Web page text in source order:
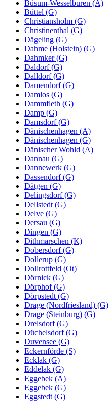
Büsum-Wesselburen (A)
Büttel (G)
Christiansholm (G)
Christinenthal (G)
Dägeling (G)
Dahme (Holstein) (G)
Dahmker (G)
Daldorf (G)
Dalldorf (G)
Damendorf (G)
Damlos (G)
Dammfleth (G)
Damp (G)
Damsdorf (G)
Dänischenhagen (A)
Dänischenhagen (G)
Dänischer Wohld (A)
Dannau (G)
Dannewerk (G)
Dassendorf (G)
Dätgen (G)
Delingsdorf (G)
Dellstedt (G)
Delve (G)
Dersau (G)
Dingen (G)
Dithmarschen (K)
Dobersdorf (G)
Dollerup (G)
Dollrottfeld (Ot)
Dörnick (G)
Dörphof (G)
Dörpstedt (G)
Drage (Nordfriesland) (G)
Drage (Steinburg) (G)
Drelsdorf (G)
Düchelsdorf (G)
Duvensee (G)
Eckernförde (S)
Ecklak (G)
Eddelak (G)
Eggebek (A)
Eggebek (G)
Eggstedt (G)